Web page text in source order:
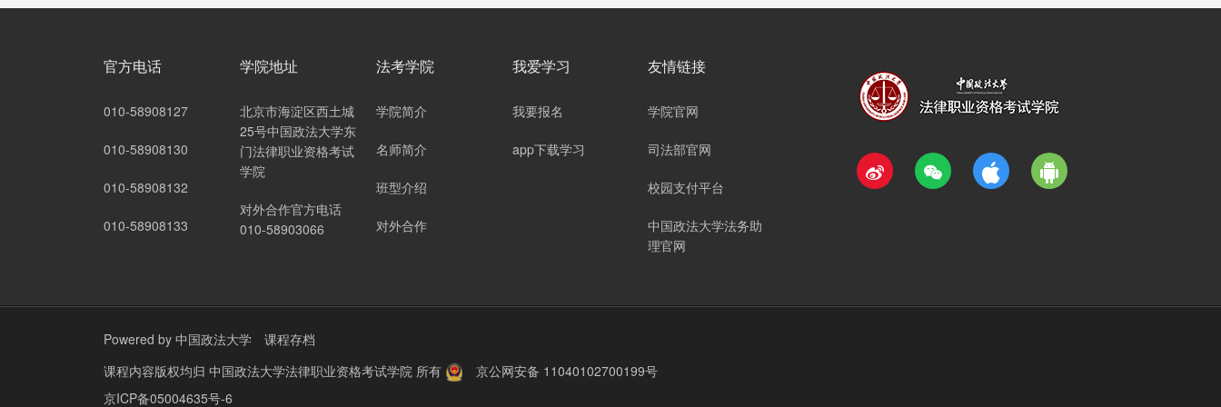
官方电话
010-58908127
010-58908130
010-58908132
010-58908133
学院地址
北京市海淀区西土城
25号中国政法大学东
门法律职业资格考试
学院
对外合作官方电话
010-58903066
法考学院
学院简介
名师简介
班型介绍
对外合作
我爱学习
我要报名
app下载学习
友情链接
学院官网
司法部官网
校园支付平台
中国政法大学法务助
理官网
Powered by 中国政法大学
课程存档
课程内容版权均归 中国政法大学法律职业资格考试学院 所有
京公网安备 11040102700199号
京ICP备05004635号-6